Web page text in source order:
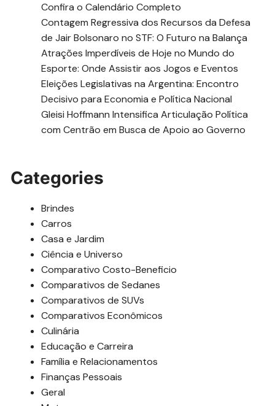
Confira o Calendário Completo
Contagem Regressiva dos Recursos da Defesa
de Jair Bolsonaro no STF: O Futuro na Balança
Atrações Imperdíveis de Hoje no Mundo do
Esporte: Onde Assistir aos Jogos e Eventos
Eleições Legislativas na Argentina: Encontro
Decisivo para Economia e Política Nacional
Gleisi Hoffmann Intensifica Articulação Política
com Centrão em Busca de Apoio ao Governo
Categories
Brindes
Carros
Casa e Jardim
Ciência e Universo
Comparativo Costo-Beneficio
Comparativos de Sedanes
Comparativos de SUVs
Comparativos Econômicos
Culinária
Educação e Carreira
Família e Relacionamentos
Finanças Pessoais
Geral